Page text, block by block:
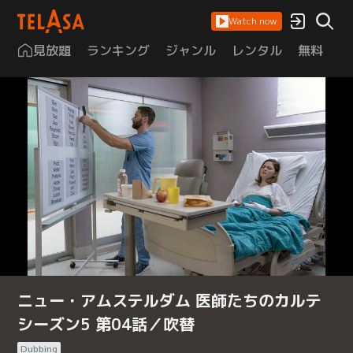
Watch now
見放題 ランキング ジャンル レンタル 無料
ニュー・アムステルダム 医師たちのカルテ
シーズン5 第04話／吹替
Dubbing